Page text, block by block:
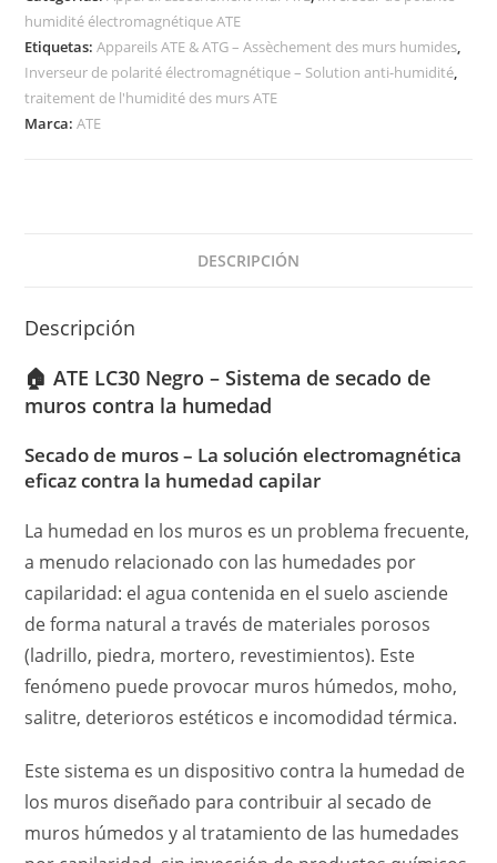
humidité électromagnétique ATE
Etiquetas:Appareils ATE & ATG – Assèchement des murs humides
Inverseur de polarité électromagnétique – Solution anti-humidité
traitement de l'humidité des murs ATE
Marca:ATE
DESCRIPCIÓN
Descripción
🏠 ATE LC30 Negro – Sistema de secado de
muros contra la humedad
Secado de muros – La solución electromagnética
eficaz contra la humedad capilar
La humedad en los muros es un problema frecuente,
a menudo relacionado con las humedades por
capilaridad: el agua contenida en el suelo asciende
de forma natural a través de materiales porosos
(ladrillo, piedra, mortero, revestimientos). Este
fenómeno puede provocar muros húmedos, moho,
salitre, deterioros estéticos e incomodidad térmica.
Este sistema es un dispositivo contra la humedad de
los muros diseñado para contribuir al secado de
muros húmedos y al tratamiento de las humedades